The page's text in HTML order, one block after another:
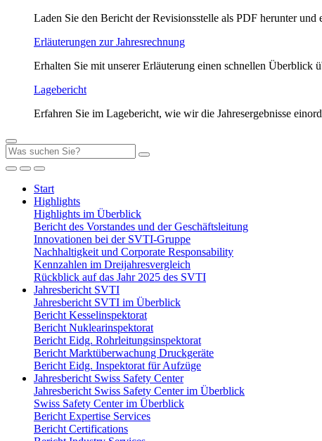
Laden Sie den Bericht der Revisionsstelle als PDF herunter
Erläuterungen zur Jahresrechnung
Erhalten Sie mit unserer Erläuterung einen schnellen Überblick
Lagebericht
Erfahren Sie im Lagebericht, wie wir die Jahresergebnisse
Start
Highlights
Highlights im Überblick
Bericht des Vorstandes und der Geschäftsleitung
Innovationen bei der SVTI-Gruppe
Nachhaltigkeit und Corporate Responsability
Kennzahlen im Dreijahresvergleich
Rückblick auf das Jahr 2025 des SVTI
Jahresbericht SVTI
Jahresbericht SVTI im Überblick
Bericht Kesselinspektorat
Bericht Nuklearinspektorat
Bericht Eidg. Rohrleitungsinspektorat
Bericht Marktüberwachung Druckgeräte
Bericht Eidg. Inspektorat für Aufzüge
Jahresbericht Swiss Safety Center
Jahresbericht Swiss Safety Center im Überblick
Swiss Safety Center im Überblick
Bericht Expertise Services
Bericht Certifications